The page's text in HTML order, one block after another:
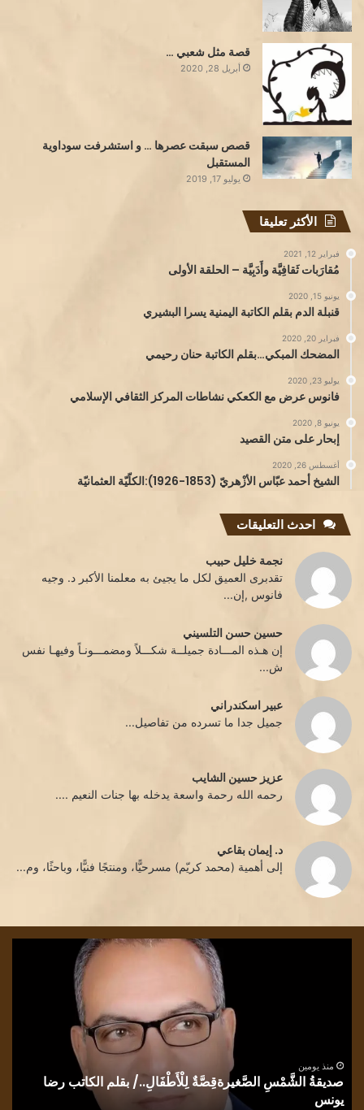
قصة مثل شعبي …
أبريل 28, 2020
قصص سبقت عصرها … و استشرفت سوداوية
المستقبل
يوليو 17, 2019
الأكثر تعليقا
فبراير 12, 2021
مُقارَبات ثَقافِيَّة وأَدَبِيَّة – الحلقة الأولى
يونيو 15, 2020
قنبلة الدم بقلم الكاتبة اليمنية يسرا البشيري
فبراير 20, 2020
المضحك المبكي…بقلم الكاتبة حنان رحيمي
يوليو 23, 2020
فانوس عرض مع الكعكي نشاطات المركز الثقافي الإسلامي
يونيو 8, 2020
إبحار على متن القصيد
أغسطس 26, 2020
الشيخ أحمد عبّاس الأزْهريّ (1853-1926):الكلّيّة العثمانيّة
احدث التعليقات
نجمة خليل حبيب
تقدبرى العميق لكل ما يجيئ به معلمنا الأكبر د. وجيه
فانوس ,إن...
حسين حسن التلسيني
إن هـذه المـــادة جميلــة شكـــلاً ومضمـــونـاً وفيهـا نفس
ش...
عبير اسكندراني
جميل جدا ما تسرده من تفاصيل...
عزيز حسين الشايب
رحمه الله رحمة واسعة يدخله بها جنات النعيم ....
د. إيمان بقاعي
إلى أهمية (محمد كريّم) مسرحيًّا، ومنتجًا فنيًّا، وباحثًا، وم...
يونسمنذ يومين
صديقةُ الشَّمْسِ الصَّغيرةقِصَّةٌ لِلْأَطْفَالِ../ بقلم الكاتب رضا
يونس